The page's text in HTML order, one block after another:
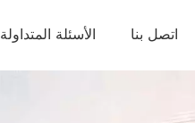
الأسئلة المتداولة اتصل بنا